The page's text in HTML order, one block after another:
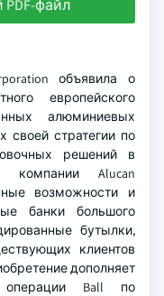
файл
объявила о
европейского
алюминиевых
своей стратегии по
решений в
компании Alucan
возможности и
банки большого
бутылки,
клиентов
дополняет
операции Ball по